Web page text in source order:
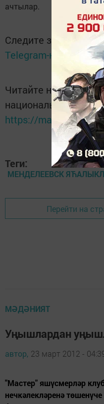
ачтылар.
Следите за самым
Telegram-канале
Читайте новости
национальном
https://max.ru/
Теги:
МЕНДЕЛЕЕВСК
Перейти на
МӘДӘНИЯТ
Уңышлардан
автор, 23 март 2012 -
"Мастер" яшүсмерләр
нечкәлекләренә